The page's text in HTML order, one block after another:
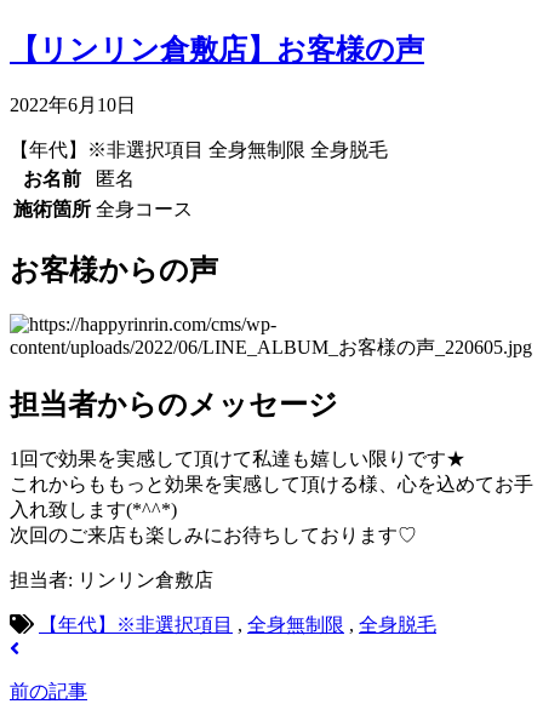
【リンリン倉敷店】お客様の声
2022年6月10日
【年代】※非選択項目 全身無制限 全身脱毛
お名前
匿名
施術箇所 全身コース
お客様からの声
担当者からのメッセージ
1回で効果を実感して頂けて私達も嬉しい限りです★
これからももっと効果を実感して頂ける様、心を込めてお手
入れ致します(*^^*)
次回のご来店も楽しみにお待ちしております♡
担当者: リンリン倉敷店
【年代】※非選択項目 , 全身無制限 , 全身脱毛
前の記事